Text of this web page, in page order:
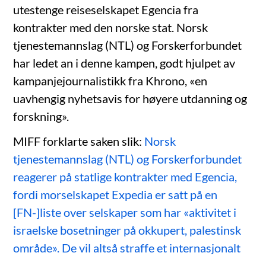
utestenge reiseselskapet Egencia fra
kontrakter med den norske stat. Norsk
tjenestemannslag (NTL) og Forskerforbundet
har ledet an i denne kampen, godt hjulpet av
kampanjejournalistikk fra Khrono, «en
uavhengig nyhetsavis for høyere utdanning og
forskning».
MIFF forklarte saken slik: Norsk
tjenestemannslag (NTL) og Forskerforbundet
reagerer på statlige kontrakter med Egencia,
fordi morselskapet Expedia er satt på en
[FN-]liste over selskaper som har «aktivitet i
israelske bosetninger på okkupert, palestinsk
område». De vil altså straffe et internasjonalt